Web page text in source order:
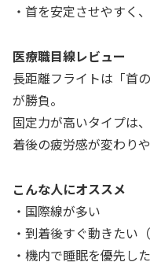
・首を安定させやすく
医療職目線レビュー
長距離フライトは「首
が勝負。
固定力が高いタイプは
着後の疲労感が変わりや
こんな人にオススメ
・国際線が多い
・到着後すぐ動きたい
・機内で睡眠を優先し